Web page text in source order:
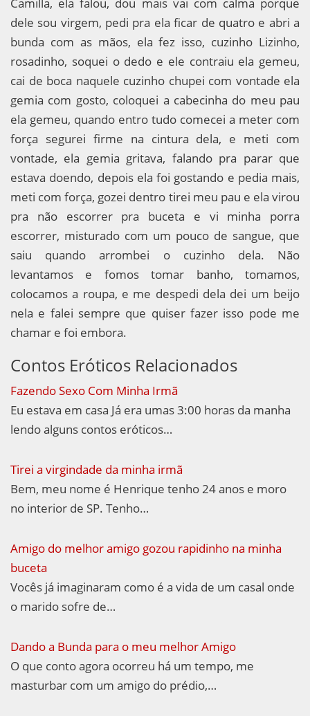
dele sou virgem, pedi pra ela ficar de quatro e abri a
bunda com as mãos, ela fez isso, cuzinho Lizinho,
rosadinho, soquei o dedo e ele contraiu ela gemeu,
cai de boca naquele cuzinho chupei com vontade ela
gemia com gosto, coloquei a cabecinha do meu pau
ela gemeu, quando entro tudo comecei a meter com
força segurei firme na cintura dela, e meti com
vontade, ela gemia gritava, falando pra parar que
estava doendo, depois ela foi gostando e pedia mais,
meti com força, gozei dentro tirei meu pau e ela virou
pra não escorrer pra buceta e vi minha porra
escorrer, misturado com um pouco de sangue, que
saiu quando arrombei o cuzinho dela. Não
levantamos e fomos tomar banho, tomamos,
colocamos a roupa, e me despedi dela dei um beijo
nela e falei sempre que quiser fazer isso pode me
chamar e foi embora.
Contos Eróticos Relacionados
Fazendo Sexo Com Minha Irmã
Eu estava em casa Já era umas 3:00 horas da manha
lendo alguns contos eróticos…
Tirei a virgindade da minha irmã
Bem, meu nome é Henrique tenho 24 anos e moro
no interior de SP. Tenho…
Amigo do melhor amigo gozou rapidinho na minha
buceta
Vocês já imaginaram como é a vida de um casal onde
o marido sofre de…
Dando a Bunda para o meu melhor Amigo
O que conto agora ocorreu há um tempo, me
masturbar com um amigo do prédio,…